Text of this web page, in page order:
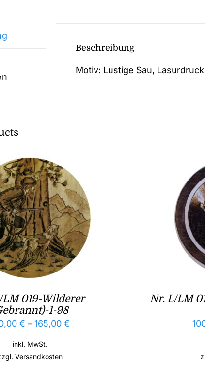
Beschreibung
Motiv: Lustige Sau,
LM 019-Wilderer
1-98
€ –165,00€
inkl. MwSt.
Versandkosten
Nr. L/LM